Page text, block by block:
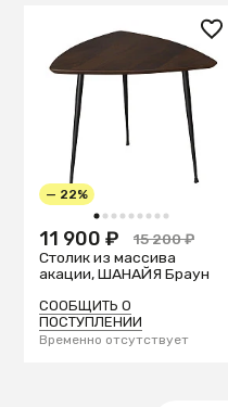
1 2 3 4 5 6 7 8 9
— 22%
11 900 ₽
15 200 ₽
Столик из массива
акации, ШАНАЙЯ Браун
СООБЩИТЬ О
ПОСТУПЛЕНИИ
Временно отсутствует